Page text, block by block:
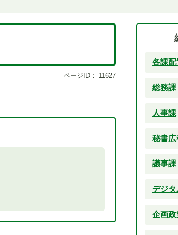
ページID： 11627
各課
総務課
人事課
秘書
議事課
デジ
企画